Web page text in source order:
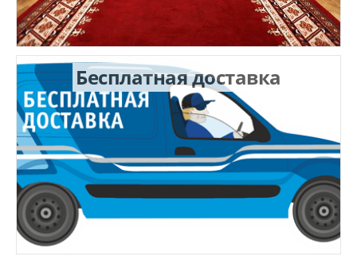
Бесплатная доставка